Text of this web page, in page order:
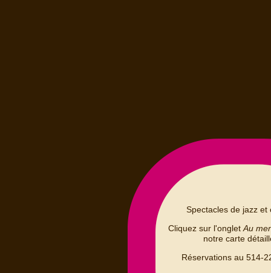
Spectacles de jazz et
Cliquez sur l'onglet Au
notre carte
Réservations au 514-